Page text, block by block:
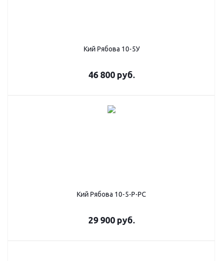
Кий Рябова 10-5У
46 800 руб.
Кий Рябова 10-5-Р-РС
29 900 руб.